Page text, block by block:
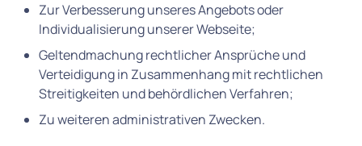
Zur Verbesserung unseres Angebots oder
Individualisierung unserer Webseite;
Geltendmachung rechtlicher Ansprüche und
Verteidigung in Zusammenhang mit rechtlichen
Streitigkeiten und behördlichen Verfahren;
Zu weiteren administrativen Zwecken.